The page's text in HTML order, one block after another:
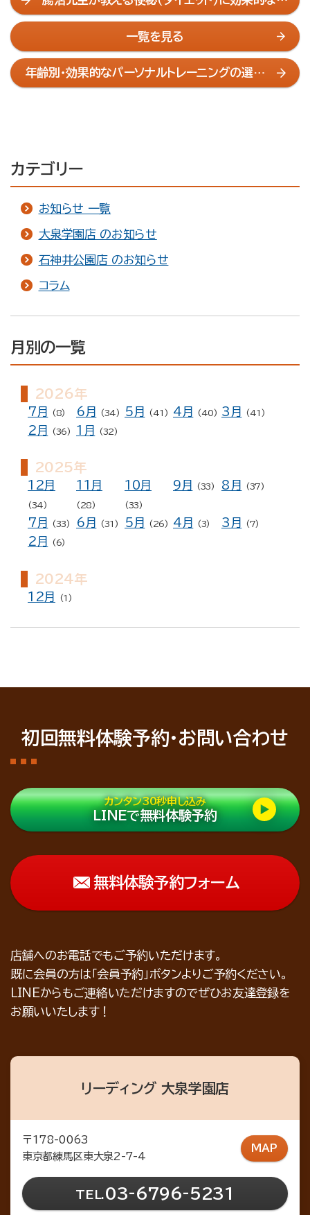
高のトイレ習慣について
一覧を見る
年齢別・効果的なパーソナルトレーニングの選び
方〜石神井公園の専門家に聞く
カテゴリー
お知らせ 一覧
大泉学園店 のお知らせ
石神井公園店 のお知らせ
コラム
月別の一覧
2026年
7月 (8) 6月 (34) 5月 (41) 4月 (40) 3月 (41)
2月 (36) 1月 (32)
2025年
12月
(34)
11月
(28)
10月
(33)
9月 (33) 8月 (37)
7月 (33) 6月 (31) 5月 (26) 4月 (3) 3月 (7)
2月 (6)
2024年
12月 (1)
初回無料体験予約・お問い合わせ
カンタン30秒申し込み
LINEで無料体験予約
無料体験予約フォーム
店舗へのお電話でもご予約いただけます。
既に会員の方は「会員予約」ボタンよりご予約ください。
LINEからもご連絡いただけますのでぜひお友達登録を
お願いいたします！
リーディング 大泉学園店
〒178-0063
東京都練馬区東大泉2-7-4
MAP
TEL.03-6796-5231